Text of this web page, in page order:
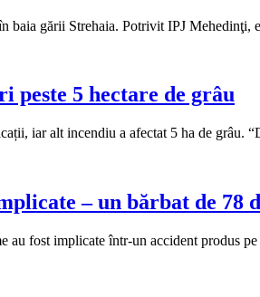
baia gării Strehaia. Potrivit IPJ
peste 5 hectare de grâu
iar alt incendiu a afectat 5 ha de grâu.
– un bărbat de 78
au fost implicate într-un accident produs